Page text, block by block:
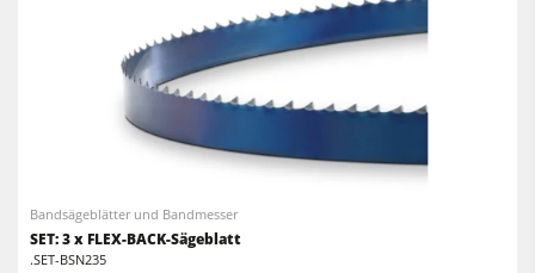
Bandsägeblätter und Bandmesser
SET: 3 x FLEX-BACK-Sägeblatt
.SET-BSN235